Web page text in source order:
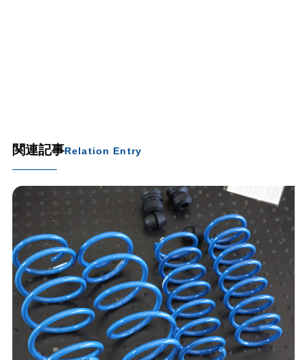
関連記事Relation Entry